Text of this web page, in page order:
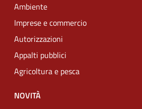
Ambiente
Imprese e commercio
Autorizzazioni
Appalti pubblici
Agricoltura e pesca
NOVITÀ